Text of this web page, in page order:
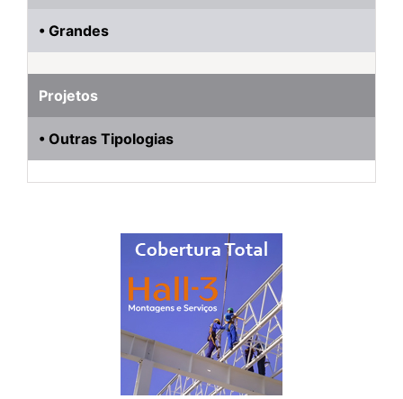
• Grandes
Projetos
• Outras Tipologias